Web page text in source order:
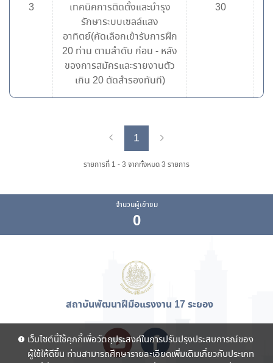
3
เทคนิคการติดตั้งและบำรุง
รักษาระบบเซลล์แสง
อาทิตย์(คัดเลือกเข้ารับการฝึก
20 ท่าน ตามลำดับ ก่อน - หลัง
ของการสมัครและรายงานตัว
เกิน 20 ตัดสำรองทันที)
30
Previous
1
รายการที่ 1 - 3 จากทั้งหมด 3 รายการ
จำนวนผู้เข้าชม
0
สถาบันพัฒนาฝีมือแรงงาน 17 ระยอง
เว็บไซต์นี้ใช้คุกกี้เพื่อวัตถุประสงค์ในการปรับปรุงประสบการณ์ของ
ผู้ใช้ให้ดีขึ้น ท่านสามารถศึกษารายละเอียดเพิ่มเติมเกี่ยวกับประเภท